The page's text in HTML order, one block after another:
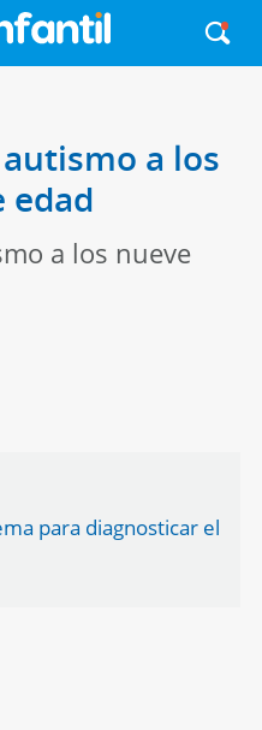
a los
edad
a los nueve
para diagnosticar el